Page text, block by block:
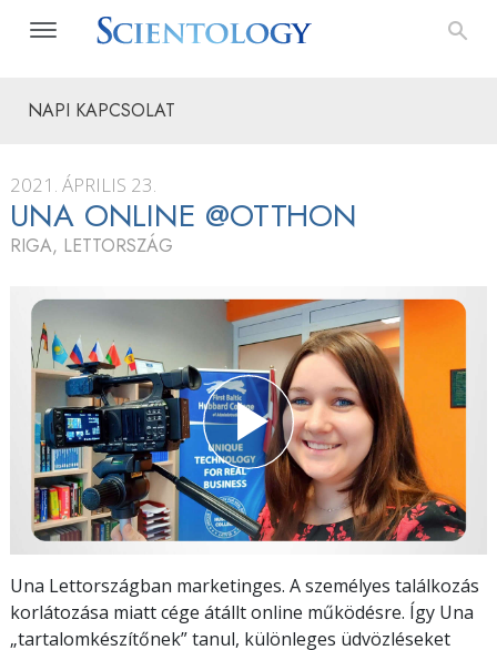
NAPI KAPCSOLAT
2021. ÁPRILIS 23.
UNA ONLINE @OTTHON
RIGA, LETTORSZÁG
Una Lettországban marketinges. A személyes találkozás
korlátozása miatt cége átállt online működésre. Így Una
„tartalomkészítőnek” tanul, különleges üdvözléseket